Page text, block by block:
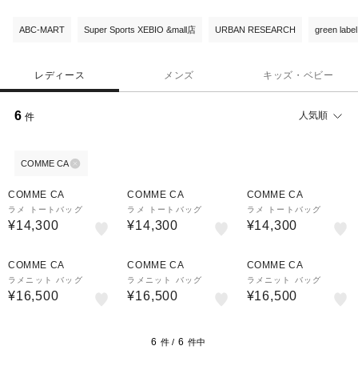
ABC-MART Super Sports XEBIO &mall店 URBAN RESEARCH green
レディース メンズ キッズ・ベビー
6 件 人気順
COMME CA
COMME CA
ラメ トートバッグ
¥14,300
COMME CA
ラメ トートバッグ
¥14,300
COMME CA
ラメ トートバッグ
¥14,300
COMME CA
ラメニット バッグ
¥16,500
COMME CA
ラメニット バッグ
¥16,500
COMME CA
ラメニット バッグ
¥16,500
6 件 / 6 件中